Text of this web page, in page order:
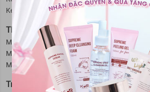
Kem tan mỡ bụng
Kem tẩy lông
Thiết Bị Làm Đẹp
Máy rửa mặt Máy massage mặt
Dụng cụ
Máy xông hơi mặt
Máy tẩy lông
Máy hút
Máy masssage mặt
Máy theo dõi sức khoẻ
Trang Điểm